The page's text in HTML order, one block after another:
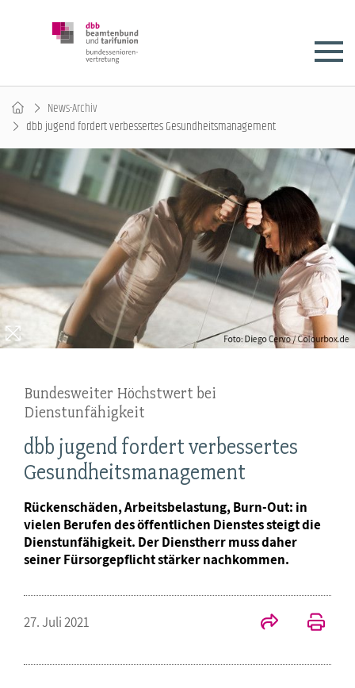
News-Archiv
dbb jugend fordert verbessertes Gesundheitsmanagement
Bundesweiter Höchstwert bei
Dienstunfähigkeit
dbb jugend fordert verbessertes
Gesundheitsmanagement
Rückenschäden, Arbeitsbelastung, Burn-Out: in
vielen Berufen des öffentlichen Dienstes steigt die
Dienstunfähigkeit. Der Dienstherr muss daher
seiner Fürsorgepflicht stärker nachkommen.
27. Juli 2021